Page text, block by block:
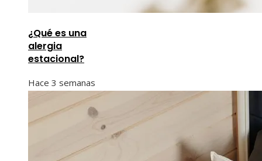
¿Qué es una
alergia
estacional?
Hace 3 semanas